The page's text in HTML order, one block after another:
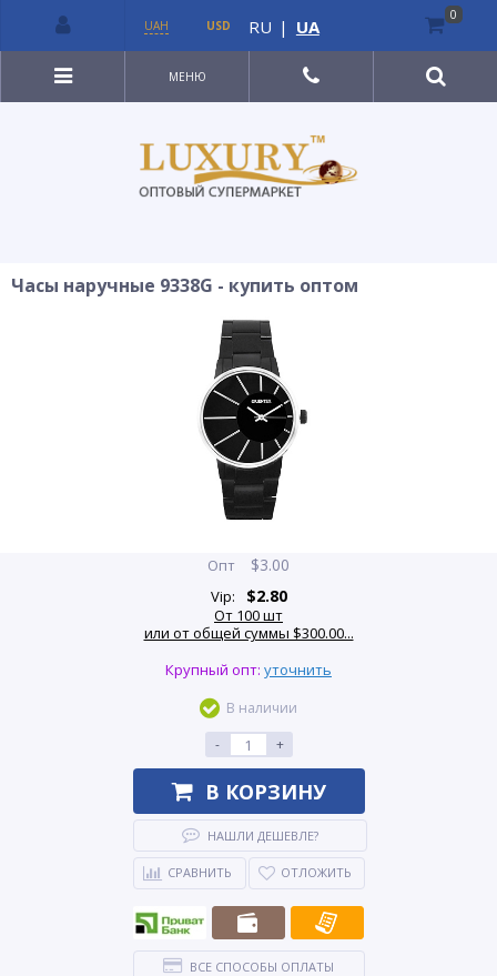
МЕНЮ
Часы наручные 9338G - купить оптом
Опт $3.00
Vip: $2.80
От 100 шт
или от общей суммы $300.00...
Крупный опт: уточнить
В наличии
-
+
В КОРЗИНУ
НАШЛИ ДЕШЕВЛЕ?
СРАВНИТЬ ОТЛОЖИТЬ
ВСЕ СПОСОБЫ ОПЛАТЫ
UAH USD RU | UA
0